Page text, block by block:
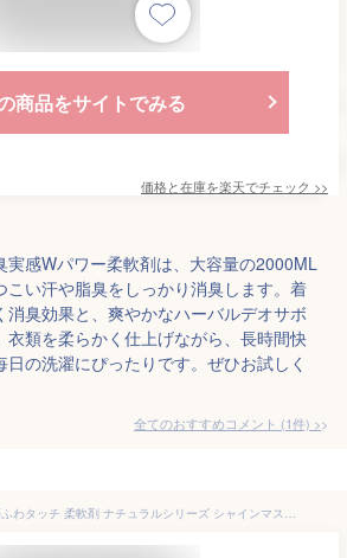
商品をサイトでみる
価格と在庫を楽天でチェック >>
実感Wパワー柔軟剤は、大容量の2000ML
こい汗や脂臭をしっかり消臭します。着
消臭効果と、爽やかなハーバルデオサボ
衣類を柔らかく仕上げながら、長時間快
の洗濯にぴったりです。ぜひお試しく
全てのおすすめコメント (1件) >
レノア ハピネス 夢ふわタッチ 柔軟剤 ナチュラルシリーズ シャインマスカット 本体 450mL